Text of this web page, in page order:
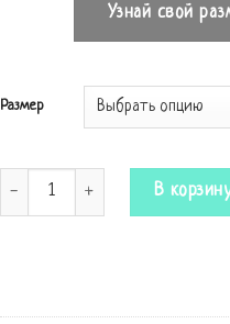
Узнай свой
Размер
Количество Комбинезон College
В